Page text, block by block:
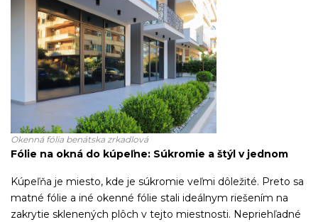
Okenná fólia benátska zrkadlová
Fólie na okná do kúpeľne: Súkromie a štýl v jednom
Kúpeľňa je miesto, kde je súkromie veľmi dôležité. Preto sa
matné fólie a iné okenné fólie stali ideálnym riešením na
zakrytie sklenených plôch v tejto miestnosti. Nepriehľadné